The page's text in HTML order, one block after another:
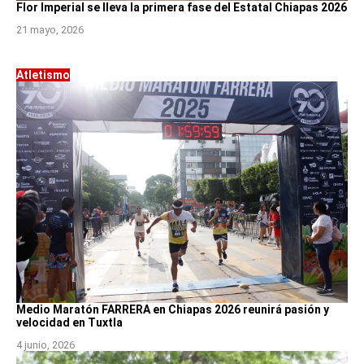
Flor Imperial se lleva la primera fase del Estatal Chiapas 2026
21 mayo, 2026
Atletismo
Medio Maratón FARRERA en Chiapas 2026 reunirá pasión y
velocidad en Tuxtla
4 junio, 2026